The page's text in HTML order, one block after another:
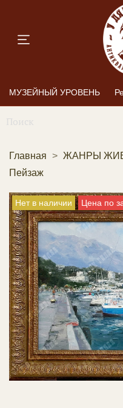
МУЗЕЙНЫЙ УРОВЕНЬ
Главная
ЖАНРЫ
Пейзаж
Нет в наличии Цена по